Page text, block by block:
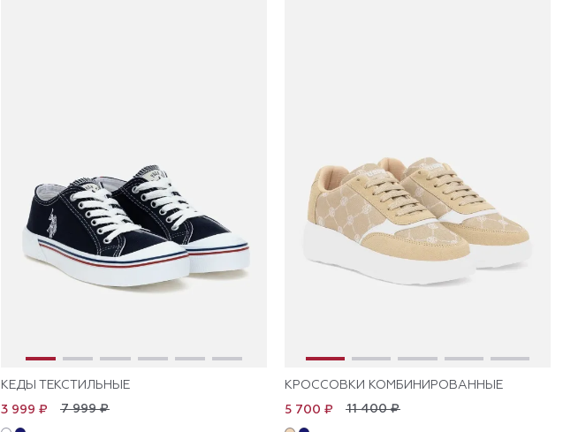
КЕДЫ ТЕКСТИЛЬНЫЕ
7 999 ₽
3 999 ₽
КРОССОВКИ КОМБИНИРОВАННЫЕ
11 400 ₽
5 700 ₽